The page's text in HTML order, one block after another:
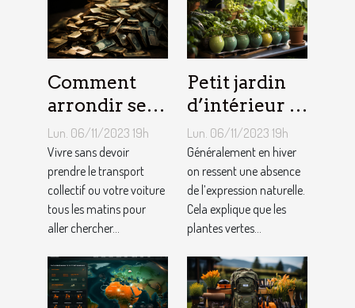
Comment
arrondir ses
fins du mois
avec
l’internet ?
Lun. 06/11/2023 19h
Vivre sans devoir
prendre le transport
collectif ou votre voiture
tous les matins pour
aller chercher...
Petit jardin
d’intérieur :
comment en
créer chez
soi ?
Lun. 06/11/2023 19h
Généralement en hiver
on ressent une absence
de l’expression naturelle.
Cela explique que les
plantes vertes...